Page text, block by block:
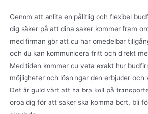
Genom att anlita en pålitlig och flexibel
dig säker på att dina saker kommer fram
med firman gör att du har omedelbar
och du kan kommunicera fritt och direkt
Med tiden kommer du veta exakt hur
möjligheter och lösningar den erbjuder och
Det är guld värt att ha bra koll på
oroa dig för att saker ska komma bort, bli